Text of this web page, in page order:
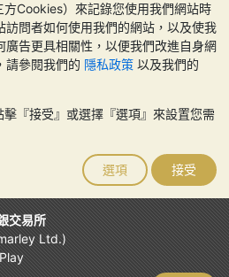
Cookies）來記錄您使用我們網站時
訪問者如何使用我們的網站，以及使我
廣告更具相關性，以便我們改進自身網
請參閱我們的 隱私政策 以及我們的
『接受』或選擇『選項』來設置您需
選項 接受
交易所
Ltd.)
), 周一至周五
也可能上漲。歷史趨勢不能保證未來
及其任何通訊中的任何內容均不構成
業建議，以確定投資並持有金條是否適
名義進行交易，在英格蘭和威爾斯